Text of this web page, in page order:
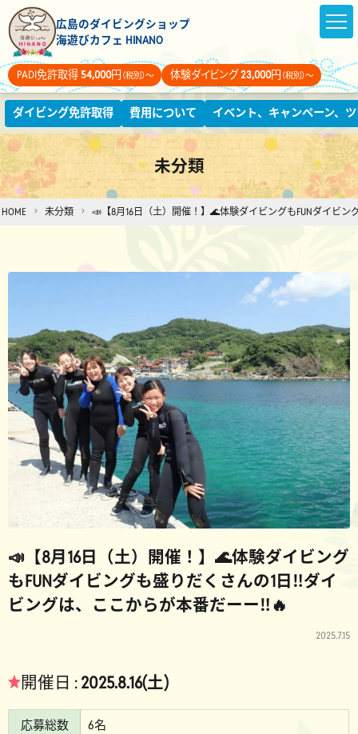
広島のダイビングショップ
海遊びカフェ HINANO
PADI免許取得54,000円 （税別）～ 体験ダイビング23,000円 （税別）～
ダイビング免許取得 費用について イベント、キャンペーン、
未分類
HOME 未分類 📣【8月16日（土）開催！】🌊体験ダイビングもFUNダイビ
📣【8月16日（土）開催！】🌊体験ダイビング
もFUNダイビングも盛りだくさんの1日‼️ダイ
ビングは、ここからが本番だーー‼️🔥
2025.7.15
★開催日 :2025.8.16(土)
応募総数
6名